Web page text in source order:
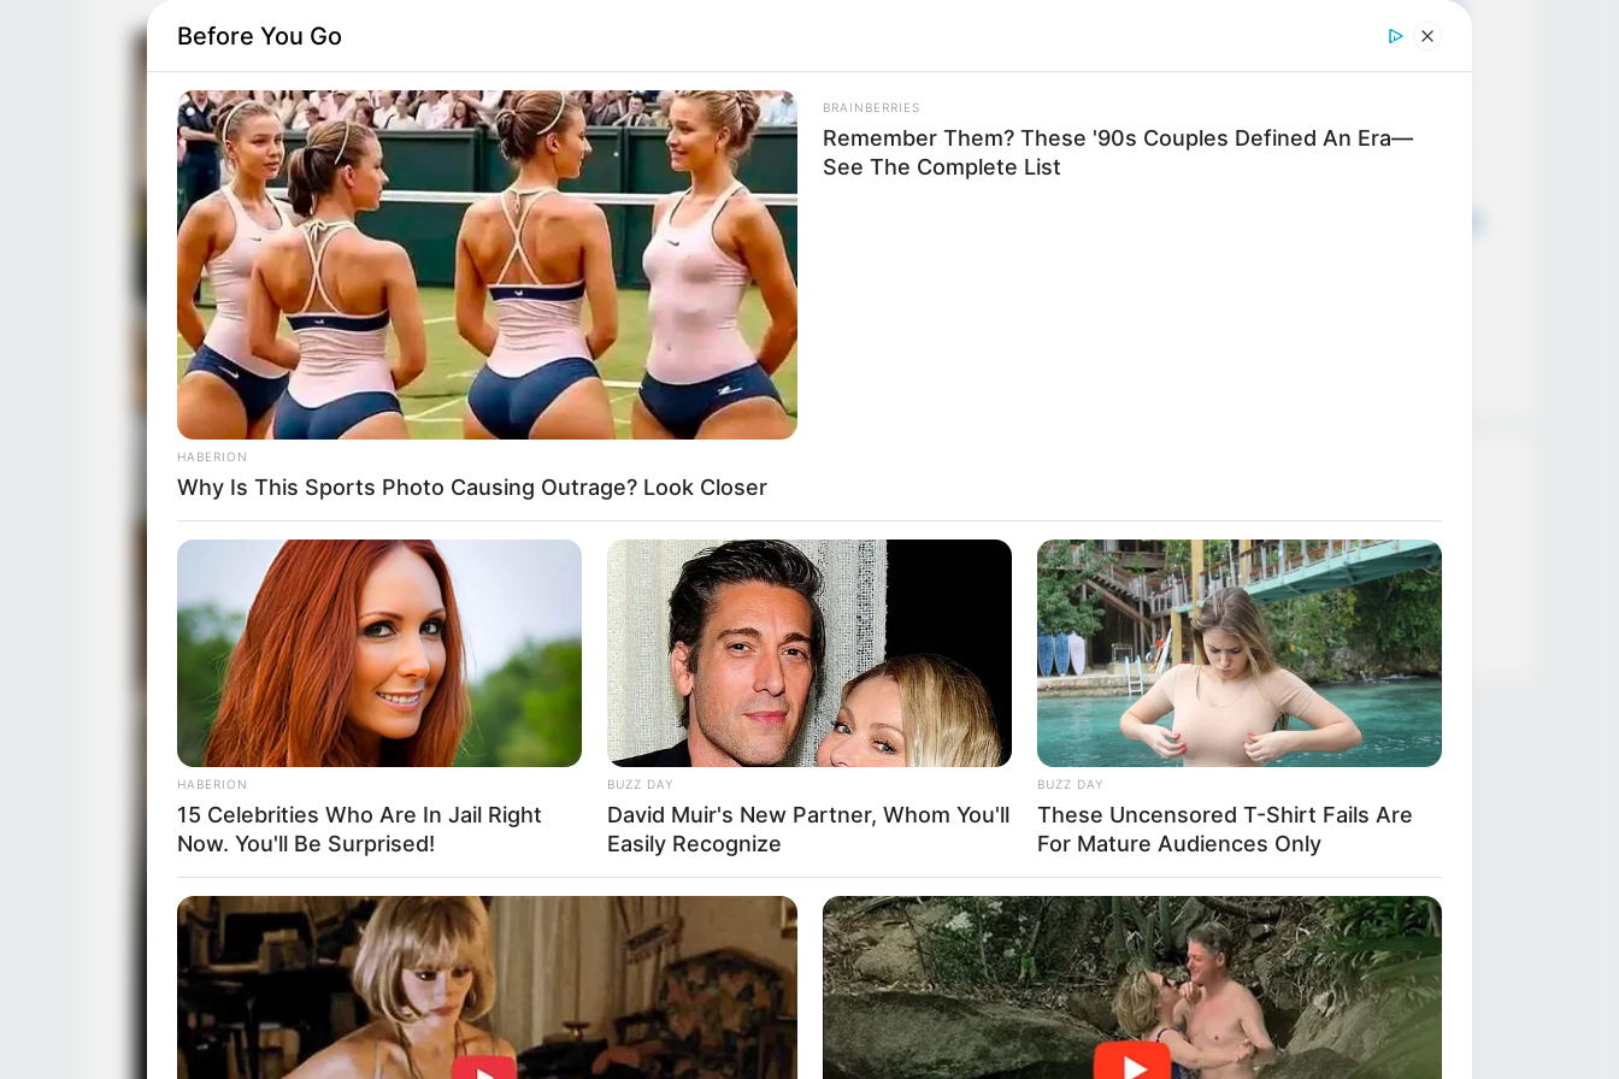
Everyone Wanted May Finally Be
Big Bang Theory Season 13 and
Big Bang Theory Season 13 and
News
Salud
Before You Go
HABERION
Why Is This Sports Photo Causing Outrage? Look Closer
BRAINBERRIES
Remember Them? These '90s Couples Defined An Era—
See The Complete List
HABERION
15 Celebrities Who Are In Jail Right
Now. You'll Be Surprised!
BUZZ DAY
David Muir's New Partner, Whom You'll
Easily Recognize
BUZZ DAY
These Uncensored T-Shirt Fails Are
For Mature Audiences Only
BUZZ DAY
She Chose The Wrong T-Shirt For
Walmart And It's A Feast For You
HABERION
A Trail Camera Captures What No One
Should See
RADAR MEDIA
Viewers had to look away when this happened on live tv
GLYCOGEN SUPPORT
Eat This Daily To Keep Sugar Below 100
RURAL HEARTS
She Asked About Saturday Night. He
Said He'd Be Up At Four.
BUZZDAY
Embarrassing Prince William Moment
Caught On Camera (Watch)
RADAR MEDIA
Barack Finally Reveals What's Going
On With Michelle